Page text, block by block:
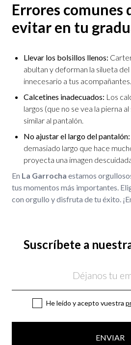
Errores comunes
evitar en tu
Llevar los bolsillos llenos:
abultan y deforman la silueta
innecesario a tus acompañantes.
Calcetines inadecuados: Los
largos (que no se vea la pierna
similar al pantalón.
No ajustar el largo del pantalón:
demasiado largo que hace
proyecta una imagen
En La Garrocha estamos
tus momentos más importantes.
con orgullo y disfruta de tu éxito.
Suscríbete a
He leído y acepto vuestra
ENVIAR